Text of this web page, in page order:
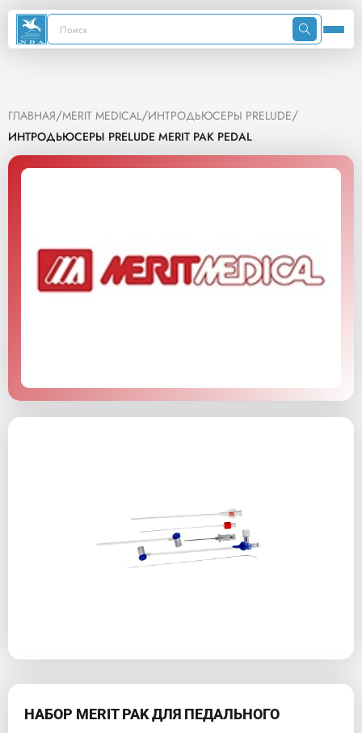
ГЛАВНАЯ/MERIT MEDICAL/ИНТРОДЬЮСЕРЫ PRELUDE/
ИНТРОДЬЮСЕРЫ PRELUDE MERIT PAK PEDAL
НАБОР MERIT PAK ДЛЯ ПЕДАЛЬНОГО